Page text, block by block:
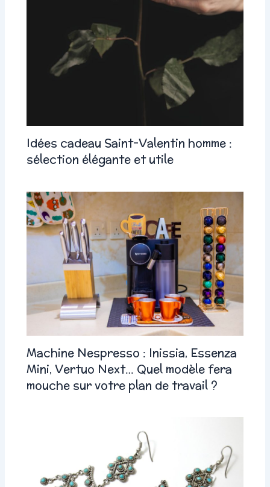
Idées cadeau Saint-Valentin homme :
sélection élégante et utile
Machine Nespresso : Inissia, Essenza
Mini, Vertuo Next… Quel modèle fera
mouche sur votre plan de travail ?